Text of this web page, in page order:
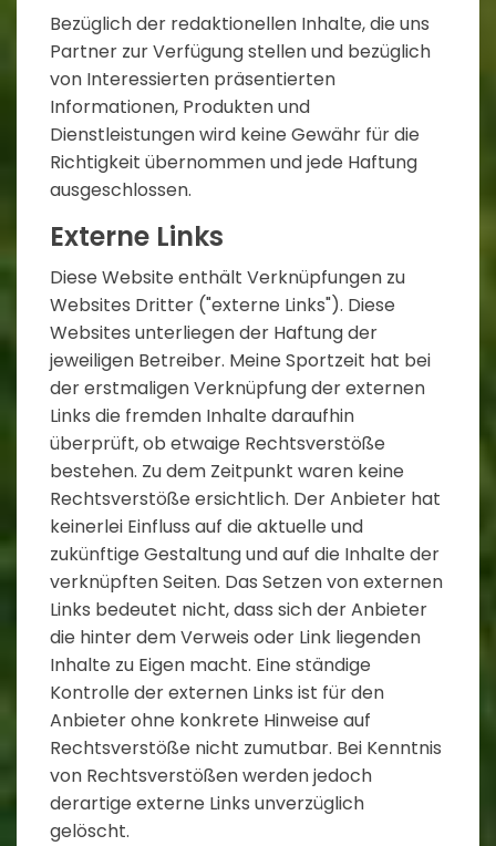
Bezüglich der redaktionellen Inhalte, die uns
Partner zur Verfügung stellen und bezüglich
von Interessierten präsentierten
Informationen, Produkten und
Dienstleistungen wird keine Gewähr für die
Richtigkeit übernommen und jede Haftung
ausgeschlossen.
Externe Links
Diese Website enthält Verknüpfungen zu
Websites Dritter ("externe Links"). Diese
Websites unterliegen der Haftung der
jeweiligen Betreiber. Meine Sportzeit hat bei
der erstmaligen Verknüpfung der externen
Links die fremden Inhalte daraufhin
überprüft, ob etwaige Rechtsverstöße
bestehen. Zu dem Zeitpunkt waren keine
Rechtsverstöße ersichtlich. Der Anbieter hat
keinerlei Einfluss auf die aktuelle und
zukünftige Gestaltung und auf die Inhalte der
verknüpften Seiten. Das Setzen von externen
Links bedeutet nicht, dass sich der Anbieter
die hinter dem Verweis oder Link liegenden
Inhalte zu Eigen macht. Eine ständige
Kontrolle der externen Links ist für den
Anbieter ohne konkrete Hinweise auf
Rechtsverstöße nicht zumutbar. Bei Kenntnis
von Rechtsverstößen werden jedoch
derartige externe Links unverzüglich
gelöscht.